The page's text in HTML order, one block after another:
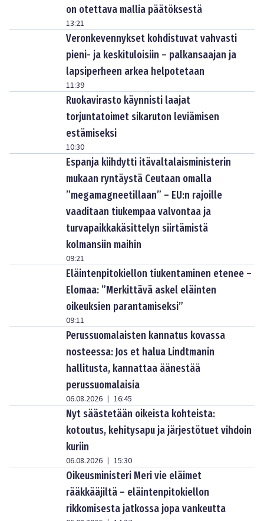
on otettava mallia päätöksestä
13:21
Veronkevennykset kohdistuvat vahvasti
pieni- ja keskituloisiin – palkansaajan ja
lapsiperheen arkea helpotetaan
11:39
Ruokavirasto käynnisti laajat
torjuntatoimet sikaruton leviämisen
estämiseksi
10:30
Espanja kiihdytti itävaltalaisministerin
mukaan ryntäystä Ceutaan omalla
”megamagneetillaan” – EU:n rajoille
vaaditaan tiukempaa valvontaa ja
turvapaikkakäsittelyn siirtämistä
kolmansiin maihin
09:21
Eläintenpitokiellon tiukentaminen etenee –
Elomaa: ”Merkittävä askel eläinten
oikeuksien parantamiseksi”
09:11
Perussuomalaisten kannatus kovassa
nosteessa: Jos et halua Lindtmanin
hallitusta, kannattaa äänestää
perussuomalaisia
06.08.2026 | 16:45
Nyt säästetään oikeista kohteista:
kotoutus, kehitysapu ja järjestötuet vihdoin
kuriin
06.08.2026 | 15:30
Oikeusministeri Meri vie eläimet
rääkkääjiltä – eläintenpitokiellon
rikkomisesta jatkossa jopa vankeutta